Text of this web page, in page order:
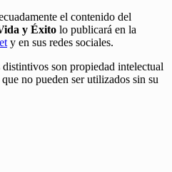
el contenido del
y Éxito lo publicará en la
y en sus redes sociales.
son propiedad intelectual
no pueden ser utilizados sin su